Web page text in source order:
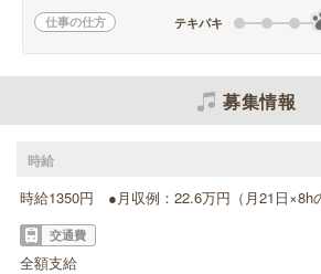
仕事の仕方 テキパキ
募集情報
時給
時給1350円 ●月収例：22.6万円（月21日×8h
交通費
全額支給